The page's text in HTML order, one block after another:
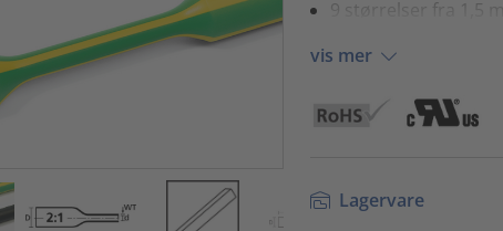
9 størrelser fra 1,5
vis mer
Lagervare